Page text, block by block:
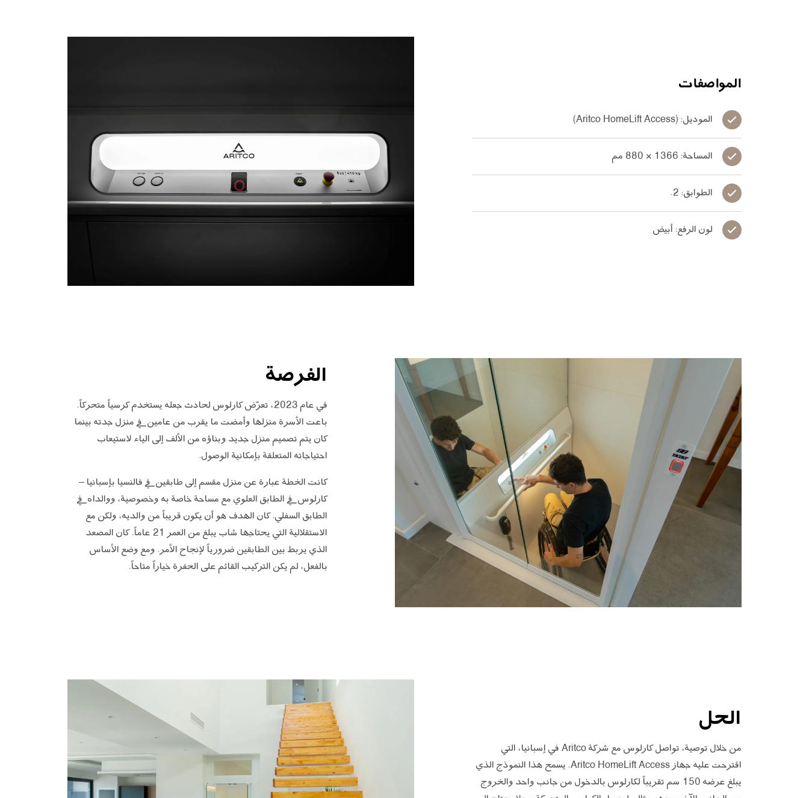
المواصفات
الموديل: (Aritco HomeLift Access)
المساحة: 1366 × 880 مم
الطوابق: 2.
لون الرفع: أبيض
الفرصة
في عام 2023، تعرّض كارلوس لحادث جعله يستخدم كرسياً متحركاً.
باعت الأسرة منزلها وأمضت ما يقرب من عامين في منزل جدته بينما
كان يتم تصميم منزل جديد وبناؤه من الألف إلى الياء لاستيعاب
احتياجاته المتعلقة بإمكانية الوصول.
كانت الخطة عبارة عن منزل مقسم إلى طابقين في فالنسيا بإسبانيا –
كارلوس في الطابق العلوي مع مساحة خاصة به وخصوصية، ووالداه في
الطابق السفلي. كان الهدف هو أن يكون قريباً من والديه، ولكن مع
الاستقلالية التي يحتاجها شاب يبلغ من العمر 21 عاماً. كان المصعد
الذي يربط بين الطابقين ضرورياً لإنجاح الأمر. ومع وضع الأساس
بالفعل، لم يكن التركيب القائم على الحفرة خياراً متاحاً.
الحل
من خلال توصية، تواصل كارلوس مع شركة Aritco في إسبانيا، التي
اقترحت عليه جهاز Aritco HomeLift Access. يسمح هذا النموذج الذي
يبلغ عرضه 150 سم تقريباً لكارلوس بالدخول من جانب واحد والخروج